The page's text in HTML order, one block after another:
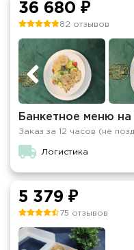
36 680 ₽
82 отзывов
Банкетное меню на
Заказ за 12 часов (не
Логистика
5 379 ₽
75 отзывов